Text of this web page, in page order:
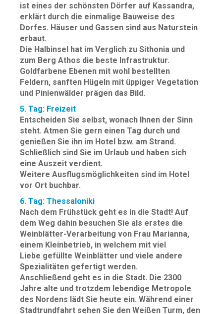
ist eines der schönsten Dörfer auf Kassandra,
erklärt durch die einmalige Bauweise des
Dorfes. Häuser und Gassen sind aus Naturstein
erbaut.
Die Halbinsel hat im Verglich zu Sithonia und
zum Berg Athos die beste Infrastruktur.
Goldfarbene Ebenen mit wohl bestellten
Feldern, sanften Hügeln mit üppiger Vegetation
und Pinienwälder prägen das Bild.
5. Tag: Freizeit
Entscheiden Sie selbst, wonach Ihnen der Sinn
steht. Atmen Sie gern einen Tag durch und
genießen Sie ihn im Hotel bzw. am Strand.
Schließlich sind Sie im Urlaub und haben sich
eine Auszeit verdient.
Weitere Ausflugsmöglichkeiten sind im Hotel
vor Ort buchbar.
6. Tag: Thessaloniki
Nach dem Frühstück geht es in die Stadt! Auf
dem Weg dahin besuchen Sie als erstes die
Weinblätter-Verarbeitung von Frau Marianna,
einem Kleinbetrieb, in welchem mit viel
Liebe gefüllte Weinblätter und viele andere
Spezialitäten gefertigt werden.
Anschließend geht es in die Stadt. Die 2300
Jahre alte und trotzdem lebendige Metropole
des Nordens lädt Sie heute ein. Während einer
Stadtrundfahrt sehen Sie den Weißen Turm, den